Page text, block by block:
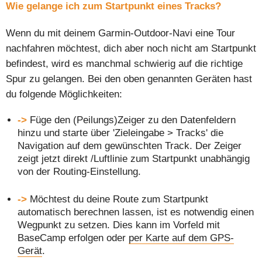
Wie gelange ich zum Startpunkt eines Tracks?
Wenn du mit deinem Garmin-Outdoor-Navi eine Tour
nachfahren möchtest, dich aber noch nicht am Startpunkt
befindest, wird es manchmal schwierig auf die richtige
Spur zu gelangen. Bei den oben genannten Geräten hast
du folgende Möglichkeiten:
-> Füge den (Peilungs)Zeiger zu den Datenfeldern
hinzu und starte über 'Zieleingabe > Tracks' die
Navigation auf dem gewünschten Track. Der Zeiger
zeigt jetzt direkt /Luftlinie zum Startpunkt unabhängig
von der Routing-Einstellung.
-> Möchtest du deine Route zum Startpunkt
automatisch berechnen lassen, ist es notwendig einen
Wegpunkt zu setzen. Dies kann im Vorfeld mit
BaseCamp erfolgen oder per Karte auf dem GPS-
Gerät.